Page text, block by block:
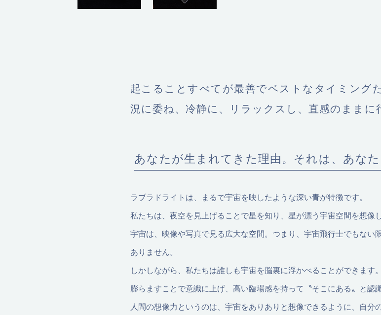
起こることすべてが最善でベストなタイミング
況に委ね、冷静に、リラックスし、直感のままに
あなたが生まれてきた理由。それは、あな
ラブラドライトは、まるで宇宙を映したような深い青が特徴です。
私たちは、夜空を見上げることで星を知り、星が漂う宇宙空間を想像
宇宙は、映像や写真で見る広大な空間。つまり、宇宙飛行士でもない
ありません。
しかしながら、私たちは誰しも宇宙を脳裏に浮かべることができます
膨らますことで意識に上げ、高い臨場感を持って〝そこにある〟と認
人間の想像力というのは、宇宙をありありと想像できるように、自